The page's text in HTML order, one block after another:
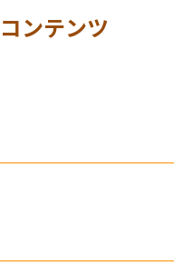
ンテンツ